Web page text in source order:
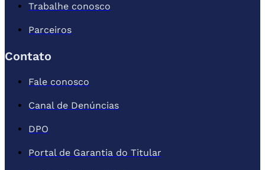
Trabalhe conosco
Parceiros
Contato
Fale conosco
Canal de Denúncias
DPO
Portal de Garantia do Titular